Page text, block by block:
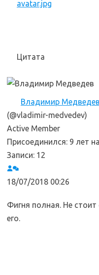
avatar.jpg
Цитата
Владимир Медведев
(@vladimir-medvedev)
Active Member
Присоединился: 9 лет
Записи: 12
18/07/2018 00:26
Фигня полная. Не
его.